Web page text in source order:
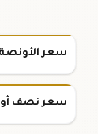
سعر الأونصة
سعر نصف